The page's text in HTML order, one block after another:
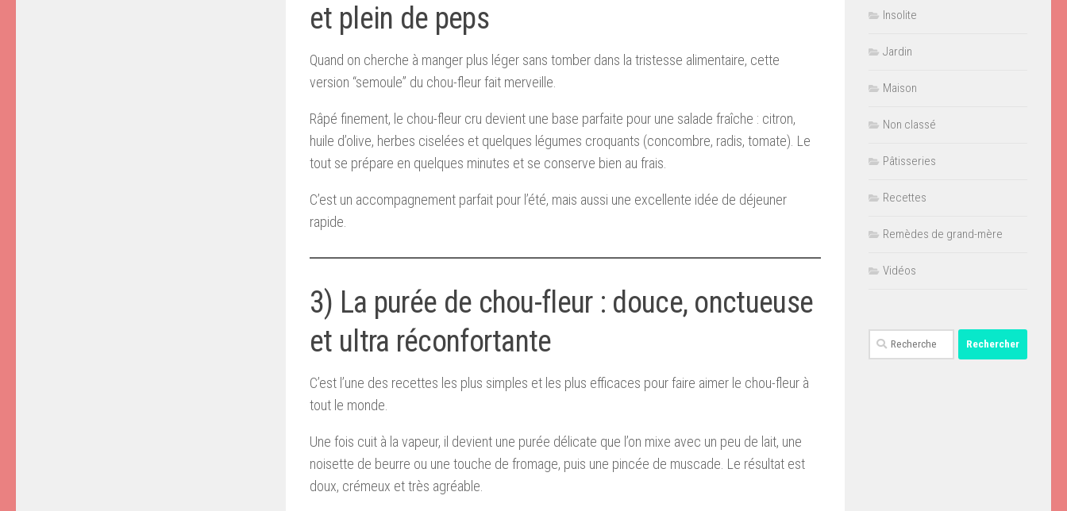
et plein de peps
Quand on cherche à manger plus léger sans tomber dans la tristesse alimentaire, cette
version “semoule” du chou-fleur fait merveille.
Râpé finement, le chou-fleur cru devient une base parfaite pour une salade fraîche : citron,
huile d’olive, herbes ciselées et quelques légumes croquants (concombre, radis, tomate). Le
tout se prépare en quelques minutes et se conserve bien au frais.
C’est un accompagnement parfait pour l’été, mais aussi une excellente idée de déjeuner
rapide.
3) La purée de chou-fleur : douce, onctueuse
et ultra réconfortante
C’est l’une des recettes les plus simples et les plus efficaces pour faire aimer le chou-fleur à
tout le monde.
Une fois cuit à la vapeur, il devient une purée délicate que l’on mixe avec un peu de lait, une
noisette de beurre ou une touche de fromage, puis une pincée de muscade. Le résultat est
doux, crémeux et très agréable.
Insolite
Jardin
Maison
Non classé
Pâtisseries
Recettes
Remèdes de grand-mère
Vidéos
Rechercher :